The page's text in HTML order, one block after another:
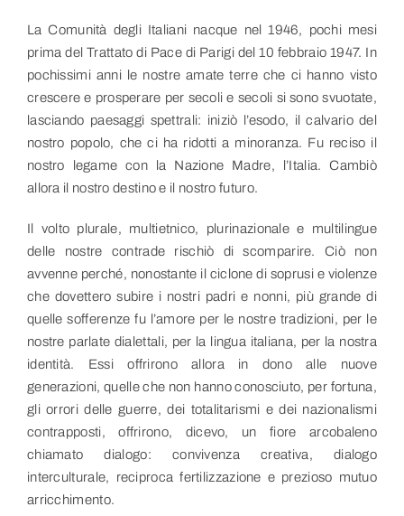
La Comunità degli Italiani nacque nel 1946, pochi mesi
prima del Trattato di Pace di Parigi del 10 febbraio 1947. In
pochissimi anni le nostre amate terre che ci hanno visto
crescere e prosperare per secoli e secoli si sono svuotate,
lasciando paesaggi spettrali: iniziò l’esodo, il calvario del
nostro popolo, che ci ha ridotti a minoranza. Fu reciso il
nostro legame con la Nazione Madre, l’Italia. Cambiò
allora il nostro destino e il nostro futuro.
Il volto plurale, multietnico, plurinazionale e multilingue
delle nostre contrade rischiò di scomparire. Ciò non
avvenne perché, nonostante il ciclone di soprusi e violenze
che dovettero subire i nostri padri e nonni, più grande di
quelle sofferenze fu l’amore per le nostre tradizioni, per le
nostre parlate dialettali, per la lingua italiana, per la nostra
identità. Essi offrirono allora in dono alle nuove
generazioni, quelle che non hanno conosciuto, per fortuna,
gli orrori delle guerre, dei totalitarismi e dei nazionalismi
contrapposti, offrirono, dicevo, un fiore arcobaleno
chiamato dialogo: convivenza creativa, dialogo
interculturale, reciproca fertilizzazione e prezioso mutuo
arricchimento.